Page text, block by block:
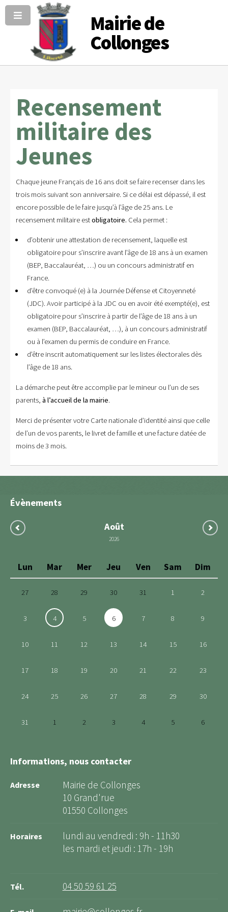
Mairie de
Collonges
Recensement
militaire des
Jeunes
Chaque jeune Français de 16 ans doit se faire recenser dans les
trois mois suivant son anniversaire. Si ce délai est dépassé, il est
encore possible de le faire jusqu’à l’âge de 25 ans. Le
recensement militaire estobligatoire. Cela permet :
d’obtenir une attestation de recensement, laquelle est
obligatoire pour s’inscrire avant l’âge de 18 ans à un examen
(BEP, Baccalauréat, …) ou un concours administratif en
France.
d’être convoqué (e) à la Journée Défense et Citoyenneté
(JDC). Avoir participé à la JDC ou en avoir été exempté(e), est
obligatoire pour s’inscrire à partir de l’âge de 18 ans à un
examen (BEP, Baccalauréat, …), à un concours administratif
ou à l’examen du permis de conduire en France.
d’être inscrit automatiquement sur les listes électorales dès
l’âge de 18 ans.
La démarche peut être accomplie par le mineur ou l’un de ses
parents, à l’accueil de la mairie.
Merci de présenter votre Carte nationale d’identité ainsi que celle
de l’un de vos parents, le livret de famille et une facture datée de
moins de 3 mois.
Évènements
Août
2026
Lun Mar Mer Jeu Ven Sam Dim
27 28 29 30 31 1 2
3 4 5 6 7 8 9
10 11 12 13 14 15 16
17 18 19 20 21 22 23
24 25 26 27 28 29 30
31 1 2 3 4 5 6
Informations, nous contacter
Adresse
Mairie de Collonges
10 Grand'rue
01550 Collonges
Horaires
lundi au vendredi : 9h - 11h30
les mardi et jeudi : 17h - 19h
Tél. 04 50 59 61 25